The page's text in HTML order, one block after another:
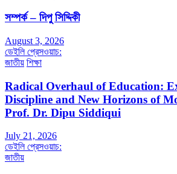
সম্পর্ক – দিপু সিদ্দিকী
August 3, 2026
ডেইলি প্রেসওয়াচ:
জাতীয় শিক্ষা
Radical Overhaul of Education:
Discipline and New Horizons of
Prof. Dr. Dipu Siddiqui
July 21, 2026
ডেইলি প্রেসওয়াচ:
জাতীয়